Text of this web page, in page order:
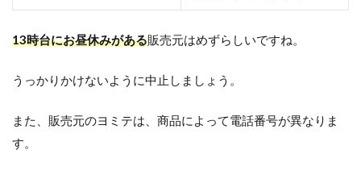
13時台にお昼休みがある販売元はめずらしいですね。
うっかりかけないように中止しましょう。
また、販売元のヨミテは、商品によって電話番号が異なりま
す。